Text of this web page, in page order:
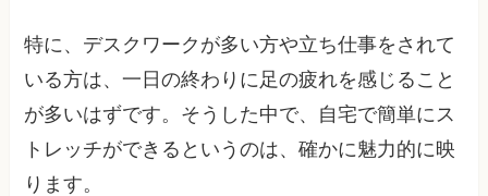
特に、デスクワークが多い方や立ち仕事をされて
いる方は、一日の終わりに足の疲れを感じること
が多いはずです。そうした中で、自宅で簡単にス
トレッチができるというのは、確かに魅力的に映
ります。